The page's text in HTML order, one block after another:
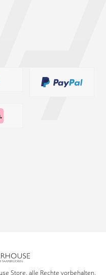
Store, alle Rechte vorbehalten.